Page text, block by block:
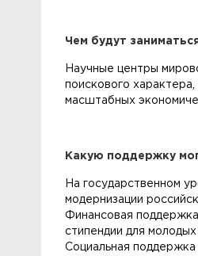
Чем будут
Научные центры
поискового
масштабных
Какую поддержку
На государственном
модернизации
Финансовая
стипендии для
Социальная